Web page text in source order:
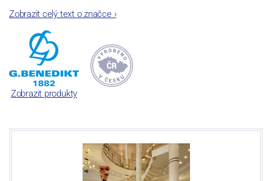
Jak čas plynul, našla porcelánka šikovné kolegy – spojence v
Rakousku a Švýcarsku. A tak dnes se značkami Lilien Austria a
Suisse Langenthal tvoříme společnost „G. Benedikt Group“. Ač z
různých zemí, všechny tři máme jedno společné: mimořádně
odolný porcelán, se kterým není třeba jednat v rukavičkách.
Zobrazit celý text o značce›
Zobrazit produkty